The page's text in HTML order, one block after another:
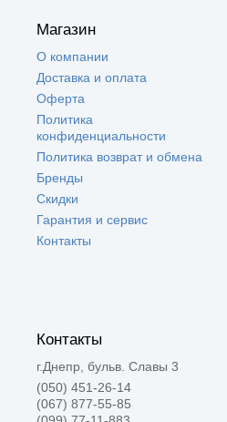
Магазин
О компании
Доставка и оплата
Оферта
Политика
конфиденциальности
Политика возврат и обмена
Бренды
Скидки
Гарантия и сервис
Контакты
Контакты
г.Днепр, бульв. Славы 3
(050) 451-26-14
(067) 877-55-85